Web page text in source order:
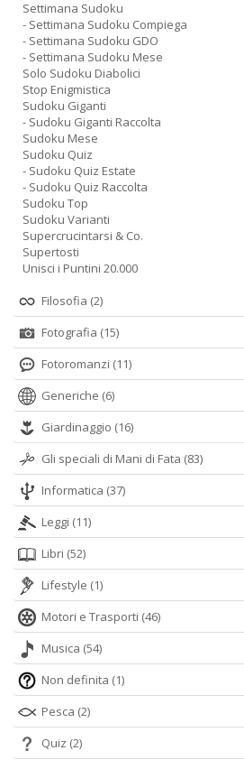
Settimana Sudoku
- Settimana Sudoku Compiega
- Settimana Sudoku GDO
- Settimana Sudoku Mese
Solo Sudoku Diabolici
Stop Enigmistica
Sudoku Giganti
- Sudoku Giganti Raccolta
Sudoku Mese
Sudoku Quiz
- Sudoku Quiz Estate
- Sudoku Quiz Raccolta
Sudoku Top
Sudoku Varianti
Supercrucintarsi & Co.
Supertosti
Unisci i Puntini 20.000
Filosofia (2)
Fotografia (15)
Fotoromanzi (11)
Generiche (6)
Giardinaggio (16)
Gli speciali di Mani di Fata (83)
Informatica (37)
Leggi (11)
Libri (52)
Lifestyle (1)
Motori e Trasporti (46)
Musica (54)
Non definita (1)
Pesca (2)
Quiz (2)